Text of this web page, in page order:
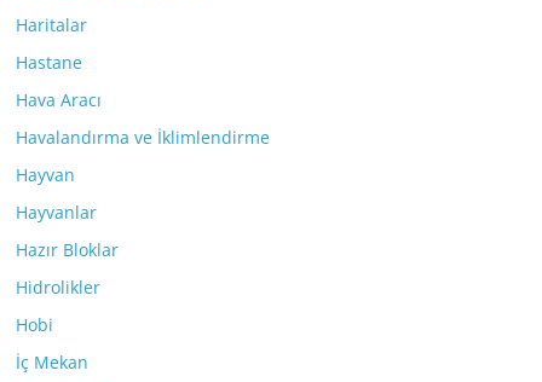
Haritalar
Hastane
Hava Aracı
Havalandırma ve İklimlendirme
Hayvan
Hayvanlar
Hazır Bloklar
Hidrolikler
Hobi
İç Mekan